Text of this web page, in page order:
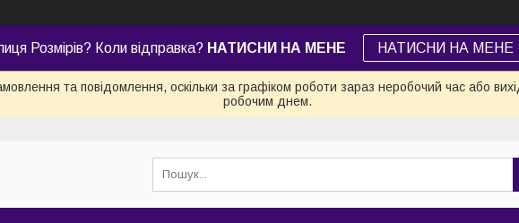
Розмірів? Коли відправка? НАТИСНИ НА МЕНЕ НАТИСНИ НА МЕНЕ
та повідомлення, оскільки за графіком роботи зараз неробочий час або
робочим днем.